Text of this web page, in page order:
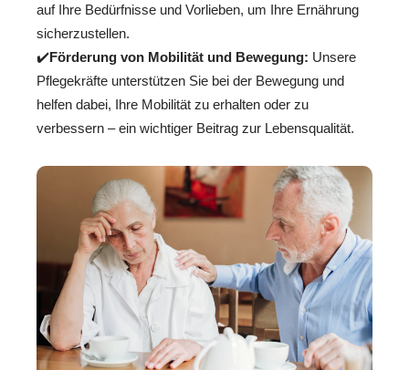
auf Ihre Bedürfnisse und Vorlieben, um Ihre Ernährung
sicherzustellen.
✔️Förderung von Mobilität und Bewegung: Unsere
Pflegekräfte unterstützen Sie bei der Bewegung und
helfen dabei, Ihre Mobilität zu erhalten oder zu
verbessern – ein wichtiger Beitrag zur Lebensqualität.